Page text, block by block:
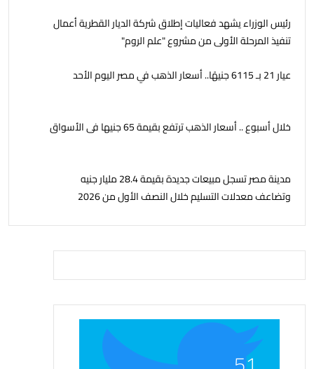
رئيس الوزراء يشهد فعاليات إطلاق شركة الديار القطرية أعمال
تنفيذ المرحلة الأولى من مشروع "علم الروم"
عيار 21 بـ 6115 جنيهًا.. أسعار الذهب في مصر اليوم الأحد
خلال أسبوع .. أسعار الذهب ترتفع بقيمة 65 جنيها فى الأسواق
مدينة مصر تسجل مبيعات جديدة بقيمة 28.4 مليار جنيه
وتضاعف معدلات التسليم خلال النصف الأول من 2026